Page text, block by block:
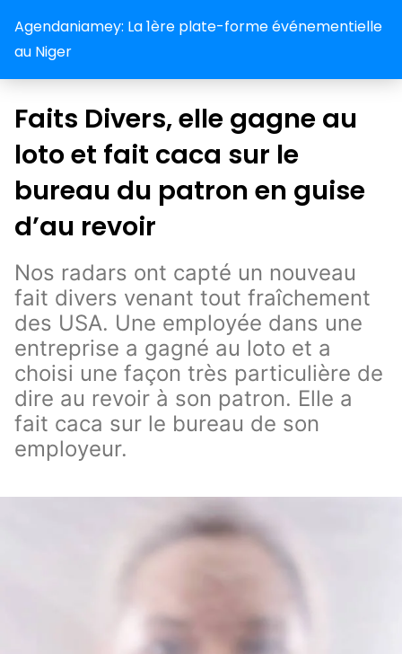
Agendaniamey: La 1ère plate-forme événementielle
au Niger
Faits Divers, elle gagne au
loto et fait caca sur le
bureau du patron en guise
d’au revoir
Nos radars ont capté un nouveau
fait divers venant tout fraîchement
des USA. Une employée dans une
entreprise a gagné au loto et a
choisi une façon très particulière de
dire au revoir à son patron. Elle a
fait caca sur le bureau de son
employeur.